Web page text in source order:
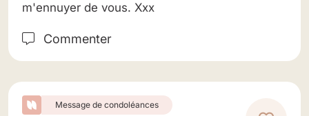
m'ennuyer de vous. Xxx
Commenter
Message de condoléances